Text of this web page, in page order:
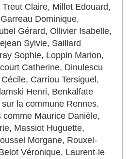
Claire, Millet Edouard,
Dominique,
Gérard, Ollivier Isabelle,
Sylvie, Saillard
Sophie, Loppin Marion,
Catherine, Dinulescu
Carriou Tersiguel,
Henri, Benkalfate
la commune Rennes.
comme Maurice Danièle,
Massiot Huguette,
Morgane, Rouxel-
Véronique, Laurent-le